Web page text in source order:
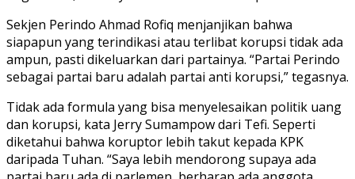
Sekjen Perindo Ahmad Rofiq menjanjikan bahwa
siapapun yang terindikasi atau terlibat korupsi tidak ada
ampun, pasti dikeluarkan dari partainya. “Partai Perindo
sebagai partai baru adalah partai anti korupsi,” tegasnya.
Tidak ada formula yang bisa menyelesaikan politik uang
dan korupsi, kata Jerry Sumampow dari Tefi. Seperti
diketahui bahwa koruptor lebih takut kepada KPK
daripada Tuhan. “Saya lebih mendorong supaya ada